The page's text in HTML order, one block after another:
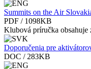
Summits on the Air
PDF / 1098KB
Klubová príručka
Doporučenia pre
DOC / 283KB